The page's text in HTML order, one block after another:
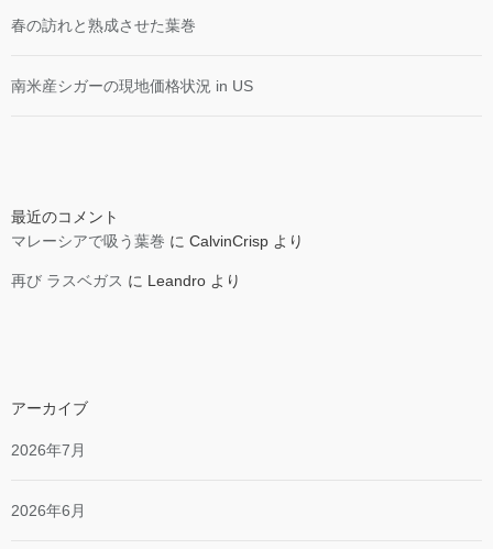
春の訪れと熟成させた葉巻
南米産シガーの現地価格状況 in US
最近のコメント
マレーシアで吸う葉巻 に CalvinCrisp より
再び ラスベガス に Leandro より
アーカイブ
2026年7月
2026年6月